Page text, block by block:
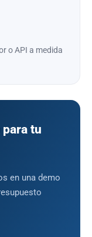
o API a medida
tu
en una demo